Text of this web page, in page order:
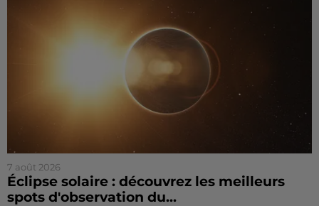
7 août 2026
Éclipse solaire : découvrez les meilleurs
spots d'observation du...